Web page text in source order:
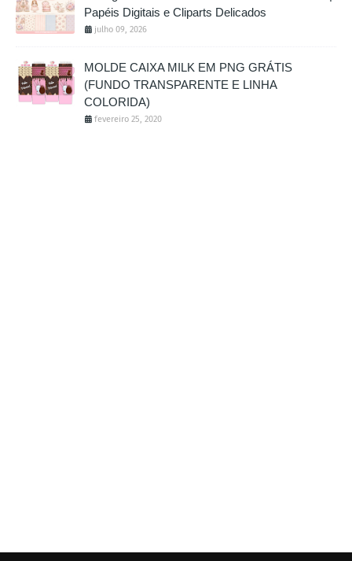
Papéis Digitais e Cliparts Delicados
julho 09, 2026
MOLDE CAIXA MILK EM PNG GRÁTIS
(FUNDO TRANSPARENTE E LINHA
COLORIDA)
fevereiro 25, 2020